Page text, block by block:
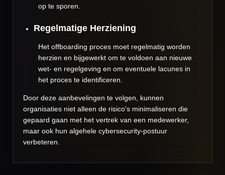
op te sporen.
Regelmatige Herziening
Het offboarding proces moet regelmatig worden
herzien en bijgewerkt om te voldoen aan nieuwe
wet- en regelgeving en om eventuele lacunes in
het proces te identificeren.
Door deze aanbevelingen te volgen, kunnen
organisaties niet alleen de risico's minimaliseren die
gepaard gaan met het vertrek van een medewerker,
maar ook hun algehele cybersecurity-postuur
verbeteren.